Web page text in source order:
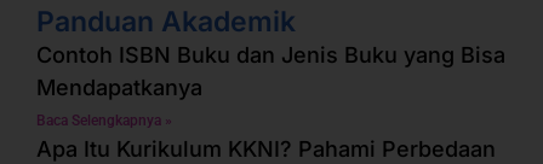
Panduan Akademik
Contoh ISBN Buku dan Jenis Buku yang Bisa
Mendapatkanya
Baca Selengkapnya »
Apa Itu Kurikulum KKNI? Pahami Perbedaan